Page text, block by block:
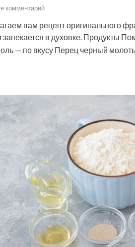
комментарий
вам рецепт оригинального
запекается в духовке. Продукты
— по вкусу Перец черный